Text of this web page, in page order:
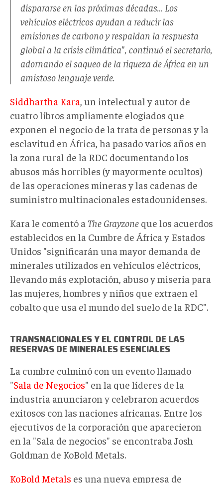
dispararse en las próximas décadas… Los
vehículos eléctricos ayudan a reducir las
emisiones de carbono y respaldan la respuesta
global a la crisis climática", continuó el secretario,
adornando el saqueo de la riqueza de África en un
amistoso lenguaje verde.
Siddhartha Kara , un intelectual y autor de
cuatro libros ampliamente elogiados que
exponen el negocio de la trata de personas y la
esclavitud en África, ha pasado varios años en
la zona rural de la RDC documentando los
abusos más horribles (y mayormente ocultos)
de las operaciones mineras y las cadenas de
suministro multinacionales estadounidenses.
Kara le comentó a The Grayzone que los acuerdos
establecidos en la Cumbre de África y Estados
Unidos "significarán una mayor demanda de
minerales utilizados en vehículos eléctricos,
llevando más explotación, abuso y miseria para
las mujeres, hombres y niños que extraen el
cobalto que usa el mundo del suelo de la RDC".
TRANSNACIONALES Y EL CONTROL DE LAS
RESERVAS DE MINERALES ESENCIALES
La cumbre culminó con un evento llamado
"Sala de Negocios" en la que líderes de la
industria anunciaron y celebraron acuerdos
exitosos con las naciones africanas. Entre los
ejecutivos de la corporación que aparecieron
en la "Sala de negocios" se encontraba Josh
Goldman de KoBold Metals.
KoBold Metals es una nueva empresa de